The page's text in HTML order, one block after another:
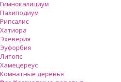
Гимнокалициум
Пахиподиум
Рипсалис
Хатиора
Эхеверия
Эуфорбия
Литопс
Хамецереус
Комнатные деревья